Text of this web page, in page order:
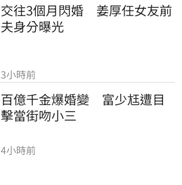
交往3個月閃婚　姜厚任女友前
夫身分曝光
3小時前
百億千金爆婚變　富少尪遭目
擊當街吻小三
4小時前